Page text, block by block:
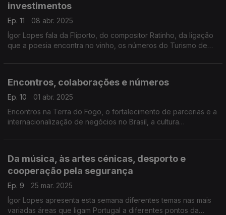
investimentos
Ep. 11
08 abr. 2025
Ígor Lopes fala da Fliporto, do compositor Ratinho, da ligação
que a poesia encontra no vinho, os números do Turismo de
Encontros, colaborações e números
Ep. 10
01 abr. 2025
Encontros na Terra do Fogo, o fortalecimento de parcerias e a
internacionalização de negócios no Brasil, a cultura
Da música, às artes cénicas, desporto e
cooperação pela segurança
Ep. 9
25 mar. 2025
Ígor Lopes apresenta esta semana diferentes temas nas mais
variadas áreas que ligam Portugal a diferentes pontos da